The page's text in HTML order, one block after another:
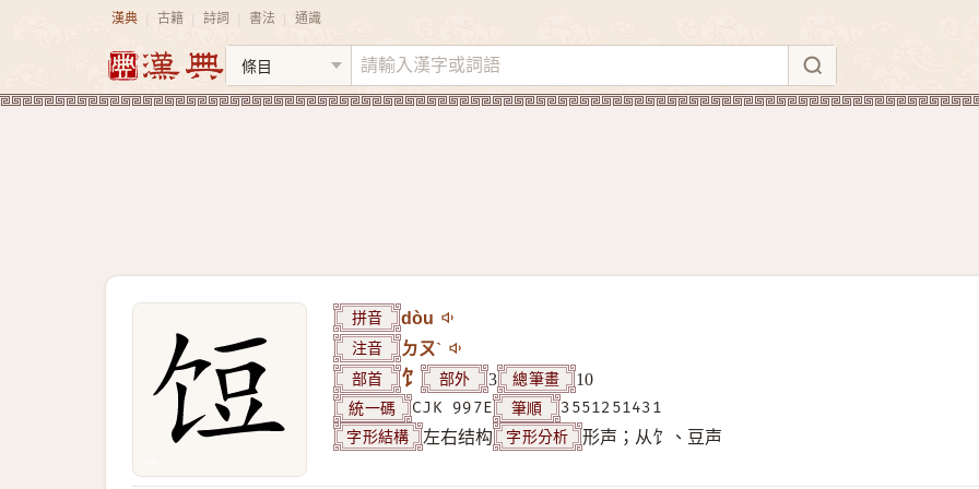
漢典 古籍 詩詞 書法 通識
拼音 dòu
注音 ㄉㄡˋ
部首 饣 部外 3 總筆畫 10
統一碼 CJK 997E 筆順 3551251431
字形結構 左右结构 字形分析 形声；从饣、豆声